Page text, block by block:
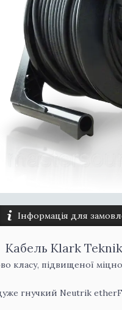
Інформація для
Кабель Klark
класу, підвищеної
гнучкий Neutrik